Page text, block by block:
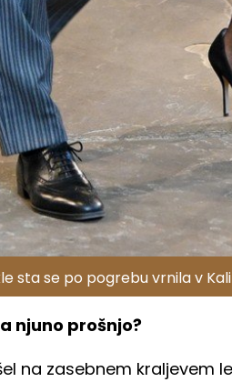
sta se po pogrebu vrnila v
njuno prošnjo?
na zasebnem kraljevem